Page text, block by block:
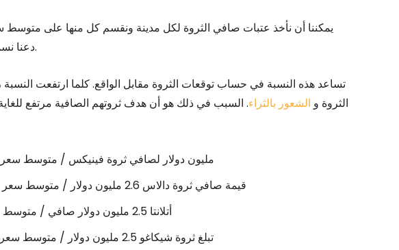
يمكننا أن نأخذ عتبات صافي الثروة لكل مدينة ونقسم كل منها على
دعنا.
تساعد هذه النسبة في حساب توقعات الثروة مقابل الواقع. كلما ارتفعت النسبة ،
الثروة و الشعور بالثراء. السبب في ذلك هو أن هدف ثروتهم الصافية مرتفع للغاية
2.7 مليون دولار لصافي ثروة فينيكس / متوسط ​​سعر المنزل ~
قيمة صافي ثروة دالاس 2.6 مليون دولار / متوسط ​​سعر المنزل حوالي 330 ألف دولار = 7.87
أتلانتا 2.5 مليون دولار صافي / متوسط ​​سعر المنزل ~ 398000 دولار = 6.28
تبلغ ثروة شيكاغو 2.5 مليون دولار / متوسط ​​سعر المنزل حوالي 318000 دولار = 7.86